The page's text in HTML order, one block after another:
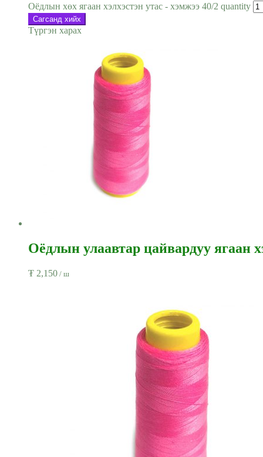
Оёдлын хөх ягаан хэлхэстэн утас - хэмжээ 40/2 quantity
Сагсанд хийх
Түргэн харах
Оёдлын улаавтар цайвардуу ягаан
₮ 2,150 / ш